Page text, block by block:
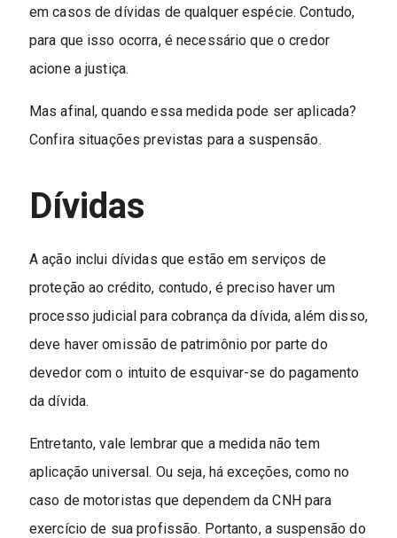
em casos de dívidas de qualquer espécie. Contudo,
para que isso ocorra, é necessário que o credor
acione a justiça.
Mas afinal, quando essa medida pode ser aplicada?
Confira situações previstas para a suspensão.
Dívidas
A ação inclui dívidas que estão em serviços de
proteção ao crédito, contudo, é preciso haver um
processo judicial para cobrança da dívida, além disso,
deve haver omissão de patrimônio por parte do
devedor com o intuito de esquivar-se do pagamento
da dívida.
Entretanto, vale lembrar que a medida não tem
aplicação universal. Ou seja, há exceções, como no
caso de motoristas que dependem da CNH para
exercício de sua profissão. Portanto, a suspensão do